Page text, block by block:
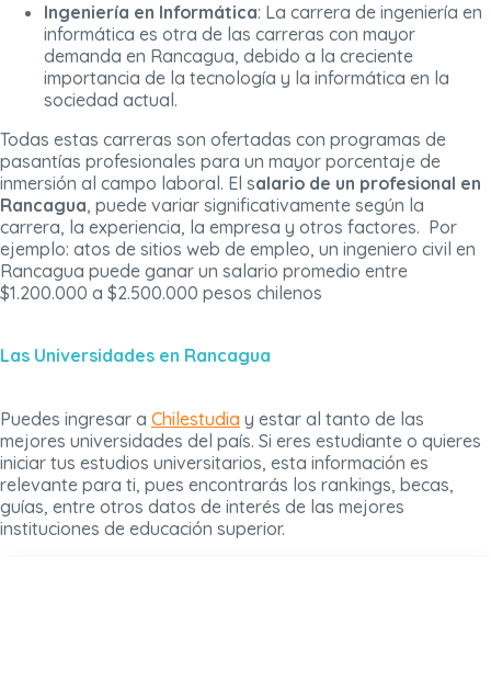
Ingeniería en Informática: La carrera de ingeniería en
informática es otra de las carreras con mayor
demanda en Rancagua, debido a la creciente
importancia de la tecnología y la informática en la
sociedad actual.
Todas estas carreras son ofertadas con programas de
pasantías profesionales para un mayor porcentaje de
inmersión al campo laboral. El salario de un profesional en
Rancagua, puede variar significativamente según la
carrera, la experiencia, la empresa y otros factores. Por
ejemplo: atos de sitios web de empleo, un ingeniero civil en
Rancagua puede ganar un salario promedio entre
$1.200.000 a $2.500.000 pesos chilenos
Las Universidades en Rancagua
Puedes ingresar a Chilestudia y estar al tanto de las
mejores universidades del país. Si eres estudiante o quieres
iniciar tus estudios universitarios, esta información es
relevante para ti, pues encontrarás los rankings, becas,
guías, entre otros datos de interés de las mejores
instituciones de educación superior.